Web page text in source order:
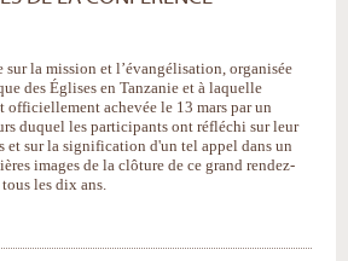
la mission et l’évangélisation, organisée
des Églises en Tanzanie et à laquelle
officiellement achevée le 13 mars par un
duquel les participants ont réfléchi sur leur
et sur la signification d'un tel appel dans un
images de la clôture de ce grand rendez-
les dix ans.